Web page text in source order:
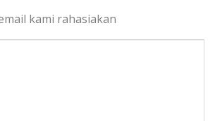
kami rahasiakan